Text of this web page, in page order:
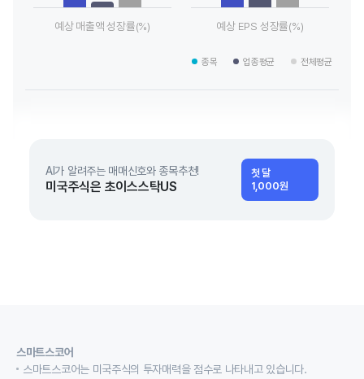
예상 매출액 성장률(%) 예상 EPS 성장률(%)
종목 업종평균 전체평균
AI가 알려주는 매매신호와 종목추천!
미국주식은 초이스스탁US
첫 달
1,000원
스마트스코어
스마트스코어는 미국주식의 투자매력을 점수로 나타내고 있습니다.